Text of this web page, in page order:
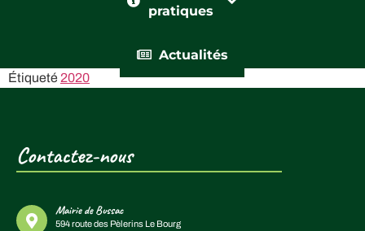
pratiques
Actualités
Étiqueté 2020
Contactez-nous
Mairie de Bussac
594 route des Pèlerins Le Bourg